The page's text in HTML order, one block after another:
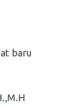
baru